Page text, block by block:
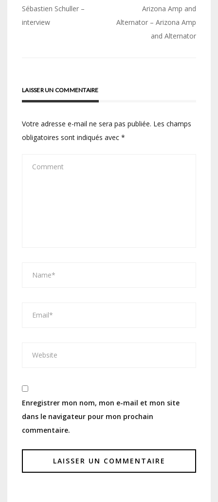
Navigation
de
Sébastien Schuller –
interview
Arizona Amp and
Alternator – Arizona Amp
and Alternator
LAISSER UN COMMENTAIRE
Votre adresse e-mail ne sera pas publiée. Les champs
obligatoires sont indiqués avec *
Enregistrer mon nom, mon e-mail et mon site
dans le navigateur pour mon prochain
commentaire.